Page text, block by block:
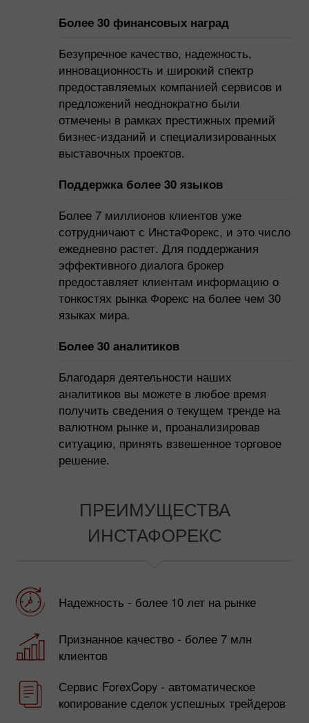
Более 30 финансовых наград
Безупречное качество, надежность,
инновационность и широкий спектр
предоставляемых компанией сервисов и
предложений неоднократно были
отмечены в рамках престижных премий
бизнес-изданий и специализированных
выставочных проектов.
Поддержка более 30 языков
Более 7 миллионов клиентов уже
сотрудничают с ИнстаФорекс, и это число
ежедневно растет. Для поддержания
эффективного диалога брокер
предоставляет клиентам информацию о
тонкостях рынка Форекс на более чем 30
языках мира.
Более 30 аналитиков
Благодаря деятельности наших
аналитиков вы можете в любое время
получить сведения о текущем тренде на
валютном рынке и, проанализировав
ситуацию, принять взвешенное торговое
решение.
ПРЕИМУЩЕСТВА
ИНСТАФОРЕКС
Надежность - более 10 лет на рынке
Признанное качество - более 7 млн
клиентов
Сервис ForexCopy - автоматическое
копирование сделок успешных трейдеров